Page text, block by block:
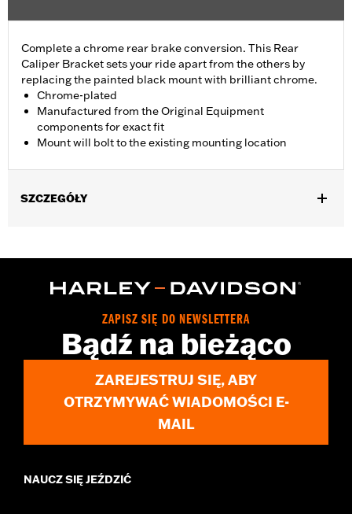
Complete a chrome rear brake conversion. This Rear
Caliper Bracket sets your ride apart from the others by
replacing the painted black mount with brilliant chrome.
Chrome-plated
Manufactured from the Original Equipment
components for exact fit
Mount will bolt to the existing mounting location
SZCZEGÓŁY
Sold In Units:Each
1 year limited warranty – Go towww.h-
d.com/warranty for full details
ZAPISZ SIĘ DO NEWSLETTERA
Bądź na bieżąco
ZAREJESTRUJ SIĘ, ABY
OTRZYMYWAĆ WIADOMOŚCI E-
MAIL
NAUCZ SIĘ JEŹDZIĆ